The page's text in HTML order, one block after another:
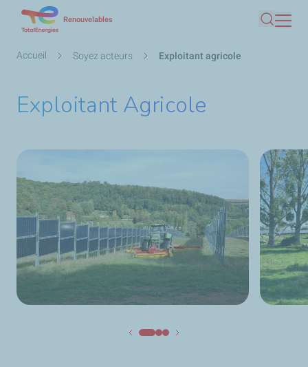
contenu
Renouvelables
Fil
Accueil Soyez acteurs Exploitant agricole
Exploitant Agricole